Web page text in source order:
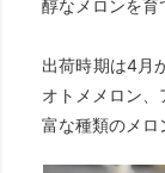
醇なメロンを育
出荷時期は4月
オトメメロン
富な種類のメロ